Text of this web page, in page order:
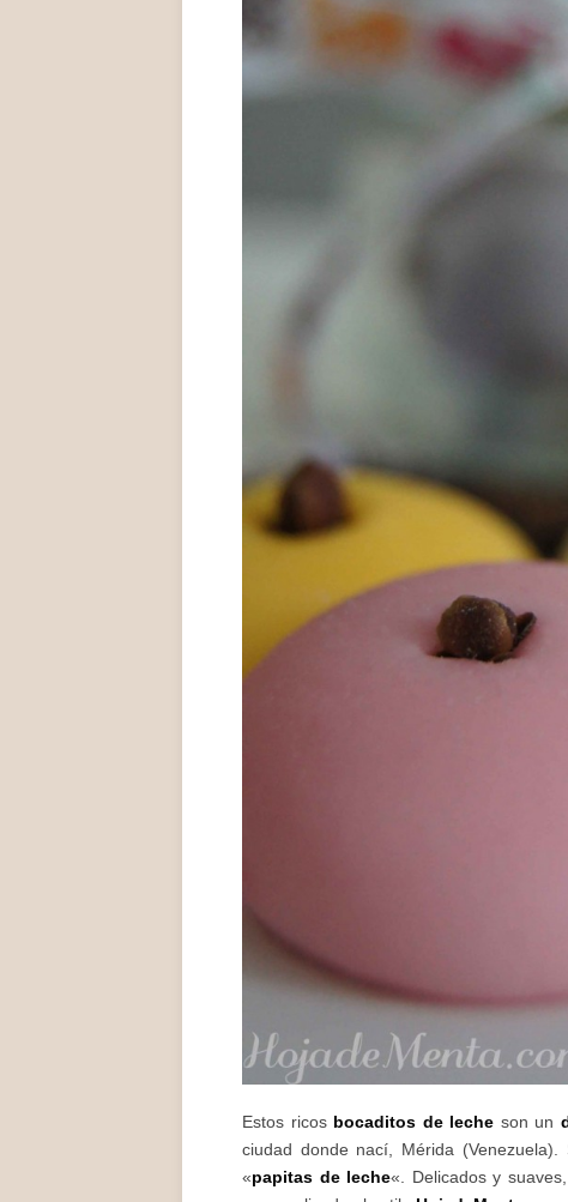
Estos ricos bocaditos de leche son un
ciudad donde nací, Mérida
«papitas de leche«. Delicados y